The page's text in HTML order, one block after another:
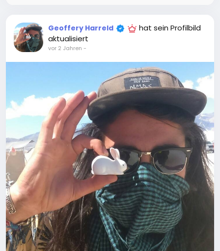
Geoffery Harreld
hat sein Profilbild
aktualisiert
vor 2 Jahren -